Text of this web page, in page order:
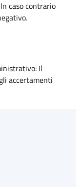
caso contrario
Il
accertamenti